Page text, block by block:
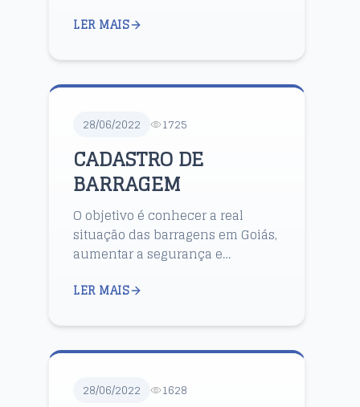
LER MAIS
28/06/2022 1725
CADASTRO DE
BARRAGEM
O objetivo é conhecer a real
situação das barragens em Goiás,
aumentar a segurança e
Atualmente, o Estado possui
LER MAIS
28/06/2022 1628